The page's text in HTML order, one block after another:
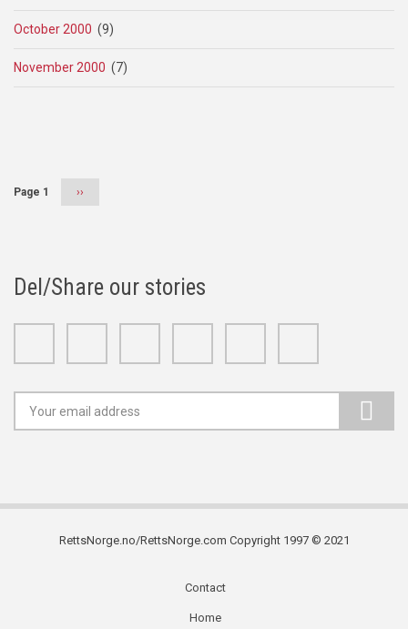
October 2000 (9)
November 2000 (7)
Page 1
Next
››
Del/Share our stories
RettsNorge.no/RettsNorge.com Copyright 1997 © 2021
Contact
Home